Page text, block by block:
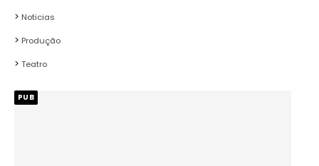
Noticias
Produção
Teatro
PUB